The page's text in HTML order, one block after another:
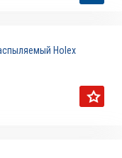
Holex